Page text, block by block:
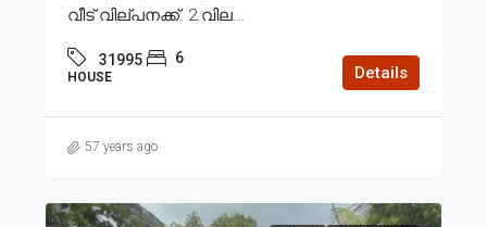
വീട് വില്പനക്ക്. 2.വില...
31995 6
HOUSE Details
57 years ago